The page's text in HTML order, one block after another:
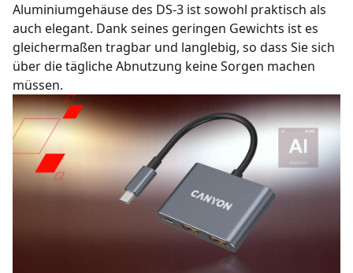
Aluminiumgehäuse des DS-3 ist sowohl praktisch als
auch elegant. Dank seines geringen Gewichts ist es
gleichermaßen tragbar und langlebig, so dass Sie sich
über die tägliche Abnutzung keine Sorgen machen
müssen.